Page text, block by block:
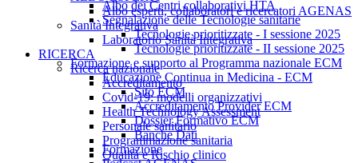
Albo esperti, collaboratori e ricercatori AGENAS
Sanità Integrativa
Laboratorio Sanità Integrativa
RICERCA
Ricerca nazionale
Accreditamento
Covid-19: modelli organizzativi
Health Technology Assessment
Personale sanitario
Programmazione sanitaria
Qualità e Rischio clinico
Albo dei Centri collaborativi HTA
Segnalazione delle Tecnologie sanitarie
Tecnologie prioritizzate - I sessione 2025
Tecnologie prioritizzate - II sessione 2025
Formazione e supporto al Programma nazionale ECM
Educazione Continua in Medicina - ECM
Sito ECM
Accreditamento Provider ECM
Dossier Formativo ECM
Banche Dati
Formazione